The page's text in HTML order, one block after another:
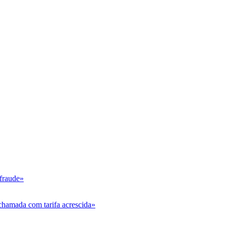
com tarifa acrescida»